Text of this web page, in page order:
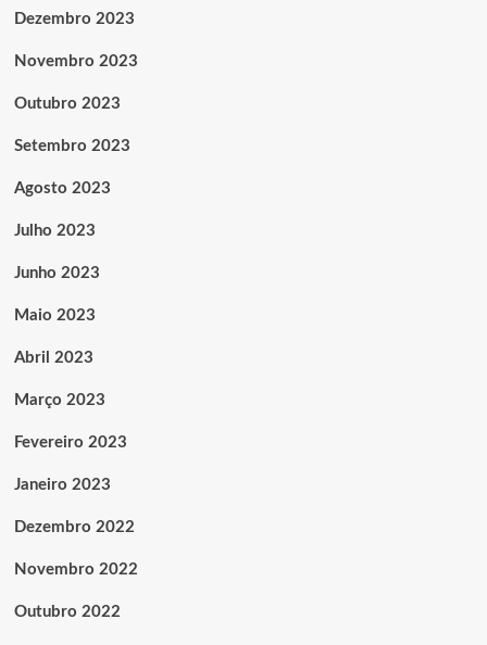
Dezembro 2023
Novembro 2023
Outubro 2023
Setembro 2023
Agosto 2023
Julho 2023
Junho 2023
Maio 2023
Abril 2023
Março 2023
Fevereiro 2023
Janeiro 2023
Dezembro 2022
Novembro 2022
Outubro 2022